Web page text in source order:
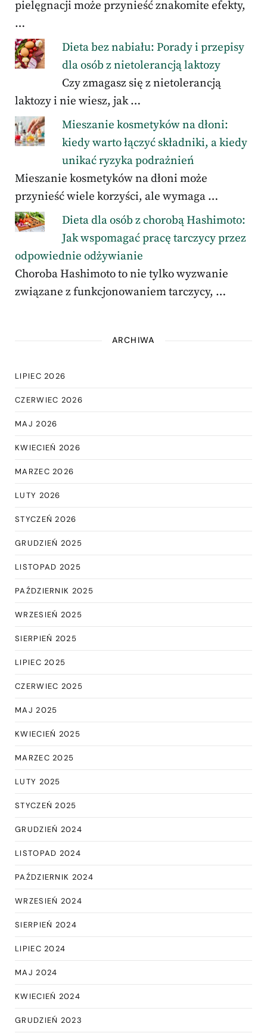
pielęgnacji może przynieść znakomite efekty,
…
Dieta bez nabiału: Porady i przepisy
dla osób z nietolerancją laktozy
Czy zmagasz się z nietolerancją
laktozy i nie wiesz, jak …
Mieszanie kosmetyków na dłoni:
kiedy warto łączyć składniki, a kiedy
unikać ryzyka podrażnień
Mieszanie kosmetyków na dłoni może
przynieść wiele korzyści, ale wymaga …
Dieta dla osób z chorobą Hashimoto:
Jak wspomagać pracę tarczycy przez
odpowiednie odżywianie
Choroba Hashimoto to nie tylko wyzwanie
związane z funkcjonowaniem tarczycy, …
ARCHIWA
LIPIEC 2026
CZERWIEC 2026
MAJ 2026
KWIECIEŃ 2026
MARZEC 2026
LUTY 2026
STYCZEŃ 2026
GRUDZIEŃ 2025
LISTOPAD 2025
PAŹDZIERNIK 2025
WRZESIEŃ 2025
SIERPIEŃ 2025
LIPIEC 2025
CZERWIEC 2025
MAJ 2025
KWIECIEŃ 2025
MARZEC 2025
LUTY 2025
STYCZEŃ 2025
GRUDZIEŃ 2024
LISTOPAD 2024
PAŹDZIERNIK 2024
WRZESIEŃ 2024
SIERPIEŃ 2024
LIPIEC 2024
MAJ 2024
KWIECIEŃ 2024
GRUDZIEŃ 2023